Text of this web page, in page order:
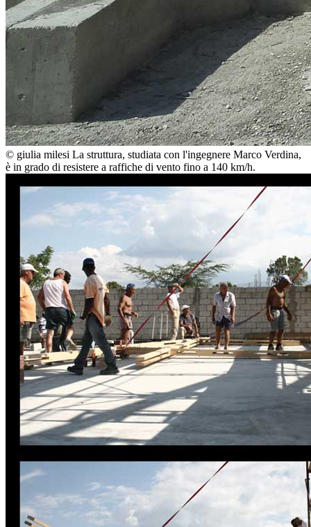
© giulia milesi La struttura, studiata con l'ingegnere Marco Verdina,
è in grado di resistere a raffiche di vento fino a 140 km/h.